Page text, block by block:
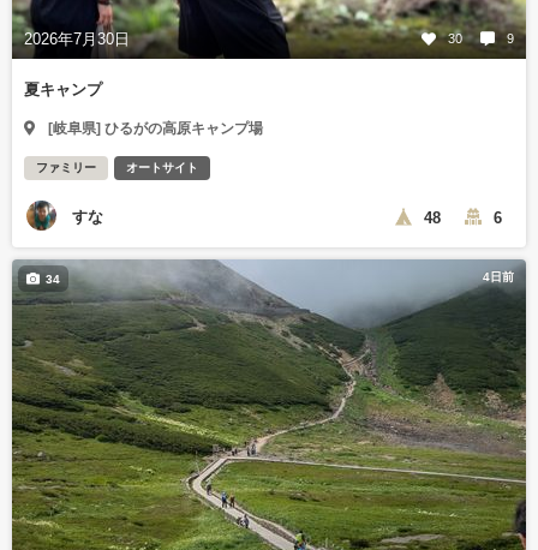
2026年7月30日 30 9
夏キャンプ
[岐阜県] ひるがの高原キャンプ場
ファミリー オートサイト
すな 48 6
4日前
34